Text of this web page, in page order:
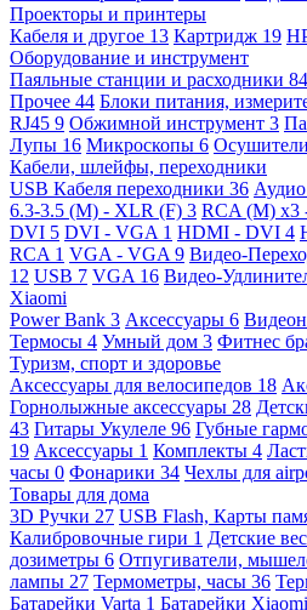
Проекторы и принтеры
Кабеля и другое 13 Картридж 19
Оборудование и инструмент
Паяльные станции и расходники 84
Прочее 44 Блоки питания,
RJ45 9 Обжимной инструмент 3
Лупы 16 Микроскопы 6
Кабели, шлейфы, переходники
USB Кабеля переходники 36 Аудио
6.3-3.5 (M) - XLR (F) 3 RCA (M) x3
DVI 5 DVI - VGA 1 HDMI - DVI 4
RCA 1 VGA - VGA 9 Видео-
12 USB 7 VGA 16 Видео-
Xiaomi
Power Bank 3 Аксессуары 6
Термосы 4 Умный дом 3 Фитнес
Туризм, спорт и здоровье
Аксессуары для велосипедов 18
Горнолыжные аксессуары 28
43 Гитары Укулеле 96 Губные
19 Аксессуары 1 Комплекты 4
часы 0 Фонарики 34 Чехлы для
Товары для дома
3D Ручки 27 USB Flash, Карты
Калибровочные гири 1 Детские
дозиметры 6 Отпугиватели,
лампы 27 Термометры, часы 36
Батарейки Varta 1 Батарейки Xiaomi